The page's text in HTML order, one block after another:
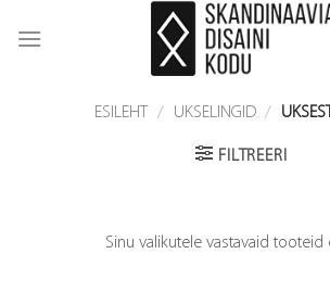
ESILEHT / UKSELINGID /
FILTREERI
Sinu valikutele vastavaid tooteid